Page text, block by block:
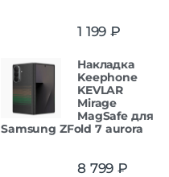
1 199 ₽
Накладка
Keephone
KEVLAR
Mirage
MagSafe для
Samsung ZFold 7 aurora
8 799 ₽